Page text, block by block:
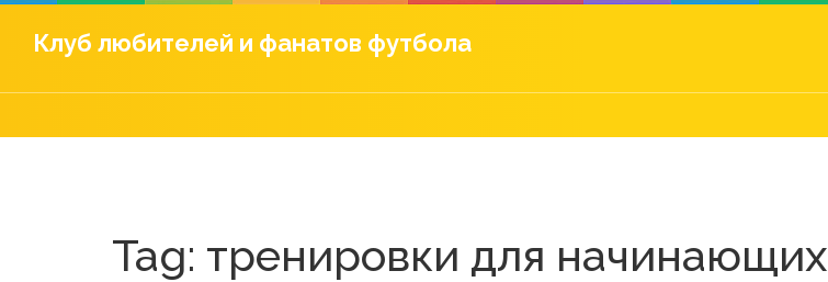
Клуб любителей и фанатов футбола
Tag: тренировки для начинающих